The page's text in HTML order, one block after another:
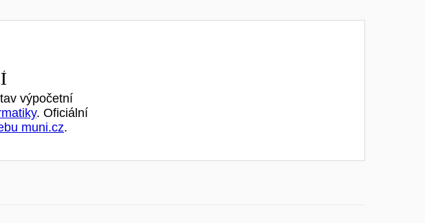
výpočetní
. Oficiální
muni.cz.